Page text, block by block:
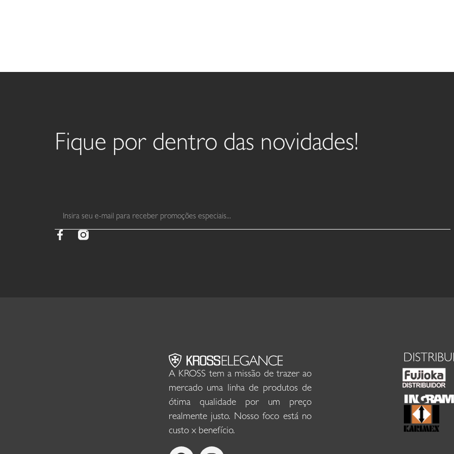
Fique por dentro das novidades!
A KROSS tem a missão de trazer ao
mercado uma linha de produtos de
ótima qualidade por um preço
realmente justo. Nosso foco está no
custo x benefício.